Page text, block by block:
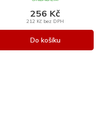
212 Kč bez DPH
256 Kč
Do košíku